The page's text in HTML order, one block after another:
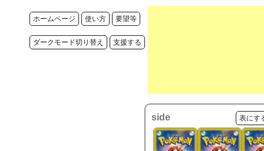
ホームページ 使い方 要望等
ダークモード切り替え 支援する
side 表にす